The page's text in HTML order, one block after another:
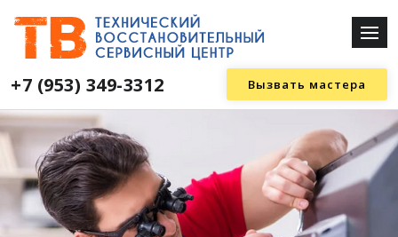
+7 (953) 349-3312 Вызвать мастера